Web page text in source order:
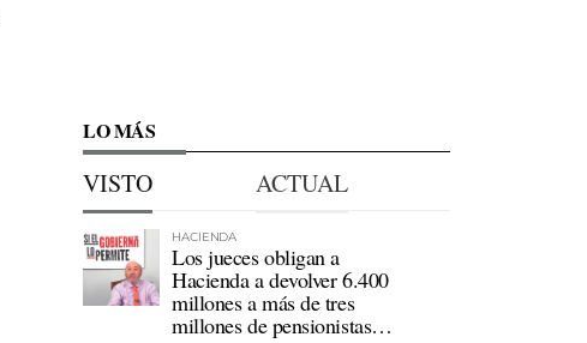
LO MÁS
VISTO ACTUAL
HACIENDA
Los jueces obligan a
Hacienda a devolver 6.400
millones a más de tres
millones de pensionistas